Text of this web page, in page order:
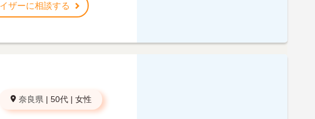
ザーに相談する
奈良県 | 50代 | 女性